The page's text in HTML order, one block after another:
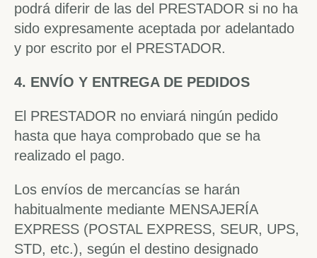
podrá diferir de las del PRESTADOR si no ha
sido expresamente aceptada por adelantado
y por escrito por el PRESTADOR.
4. ENVÍO Y ENTREGA DE PEDIDOS
El PRESTADOR no enviará ningún pedido
hasta que haya comprobado que se ha
realizado el pago.
Los envíos de mercancías se harán
habitualmente mediante MENSAJERÍA
EXPRESS (POSTAL EXPRESS, SEUR, UPS,
STD, etc.), según el destino designado